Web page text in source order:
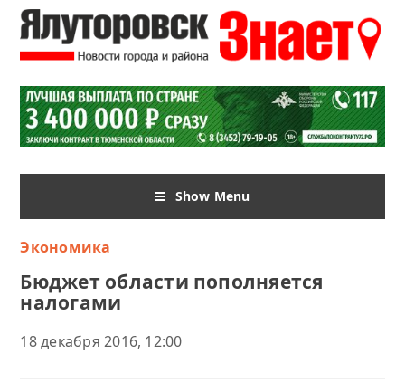
Show Menu
Экономика
Бюджет области пополняется
налогами
18 декабря 2016, 12:00